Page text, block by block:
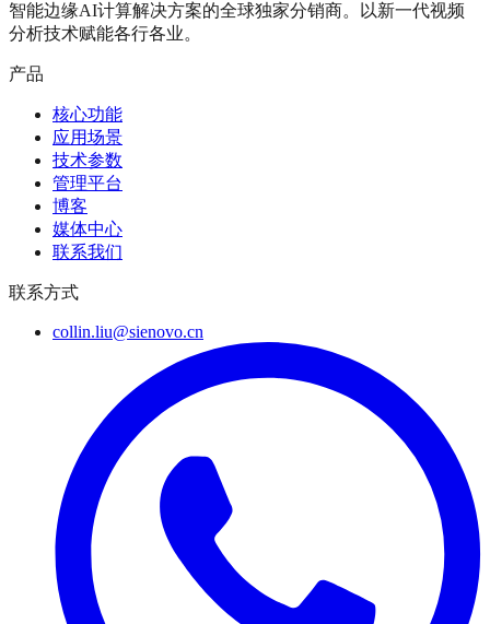
智能边缘AI计算解决方案的全球独家分销商。以新一代视频
分析技术赋能各行各业。
产品
核心功能
应用场景
技术参数
管理平台
博客
媒体中心
联系我们
联系方式
collin.liu@sienovo.cn